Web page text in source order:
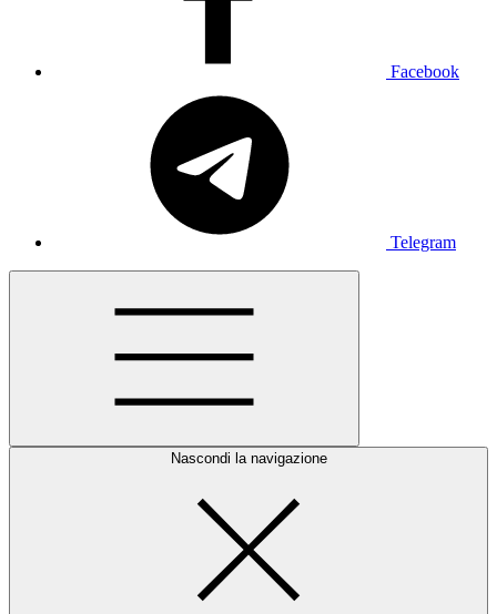
Facebook
Telegram
Nascondi la navigazione